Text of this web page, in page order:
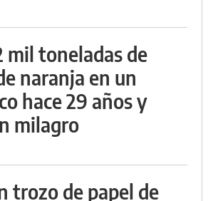
mil toneladas de
naranja en un
hace 29 años y
milagro
trozo de papel de